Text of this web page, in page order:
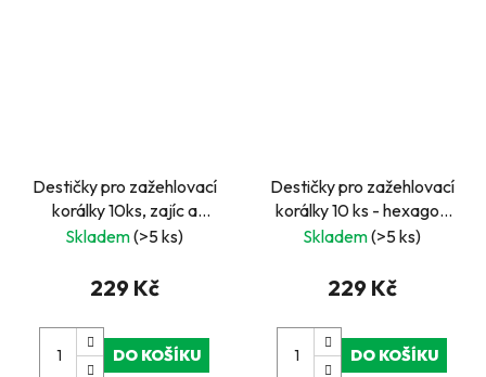
Destičky pro zažehlovací
korálky 10ks, zajíc a
vajíčko
Skladem(>5 ks)
229 Kč
DO KOŠÍKU
Destičky pro zažehlovací
korálky 10 ks - hexagon
15 cm
Skladem(>5 ks)
229 Kč
DO KOŠÍKU